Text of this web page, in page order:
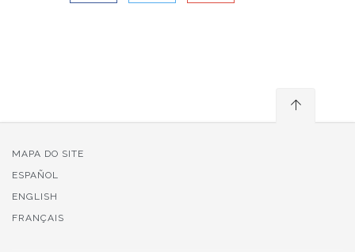
MAPA DO SITE
ESPAÑOL
ENGLISH
FRANÇAIS